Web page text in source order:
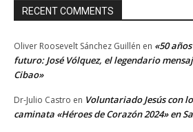
RECENT COMMENTS
Oliver Roosevelt Sánchez Guillén en «50
futuro: José Vólquez, el legendario
Cibao»
Dr-Julio Castro en Voluntariado Jesús con
caminata «Héroes de Corazón 2024» en